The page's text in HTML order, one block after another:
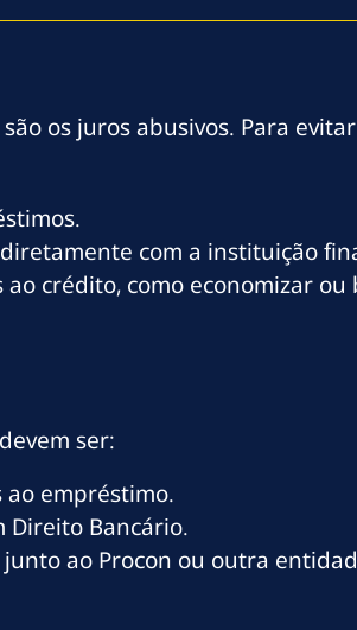
os juros abusivos. Para
com a instituição
crédito, como economizar ou
ser:
empréstimo.
Direito Bancário.
ao Procon ou outra